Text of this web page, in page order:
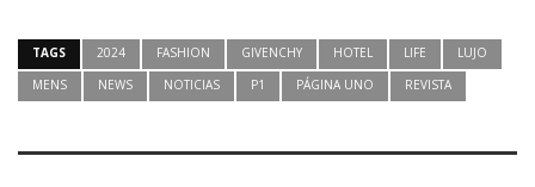
TAGS 2024 FASHION GIVENCHY HOTEL LIFE
LUJO
MENS
NEWS NOTICIAS P1 PÁGINA UNO REVISTA